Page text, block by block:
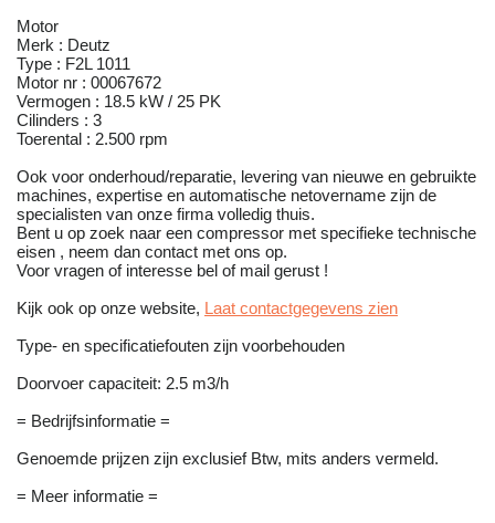
Motor
Merk : Deutz
Type : F2L 1011
Motor nr : 00067672
Vermogen : 18.5 kW / 25 PK
Cilinders : 3
Toerental : 2.500 rpm
Ook voor onderhoud/reparatie, levering van nieuwe en gebruikte
machines, expertise en automatische netovername zijn de
specialisten van onze firma volledig thuis.
Bent u op zoek naar een compressor met specifieke technische
eisen , neem dan contact met ons op.
Voor vragen of interesse bel of mail gerust !
Kijk ook op onze website, Laat contactgegevens zien
Type- en specificatiefouten zijn voorbehouden
Doorvoer capaciteit: 2.5 m3/h
= Bedrijfsinformatie =
Genoemde prijzen zijn exclusief Btw, mits anders vermeld.
= Meer informatie =